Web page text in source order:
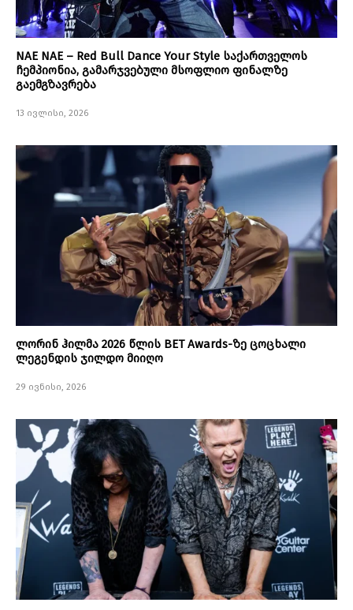
NAE NAE – Red Bull Dance Your Style საქართველოს
ჩემპიონია, გამარჯვებული მსოფლიო ფინალზე
გაემგზავრება
13 ივლისი, 2026
ლორინ ჰილმა 2026 წლის BET Awards-ზე ცოცხალი
ლეგენდის ჯილდო მიიღო
29 ივნისი, 2026